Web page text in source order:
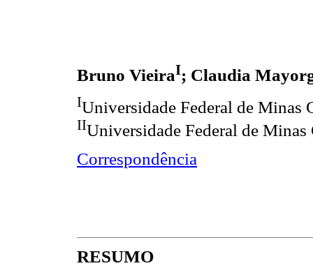
Bruno VieiraI; Claudia
IUniversidade Federal de Minas
IIUniversidade Federal de Minas
Correspondência
RESUMO